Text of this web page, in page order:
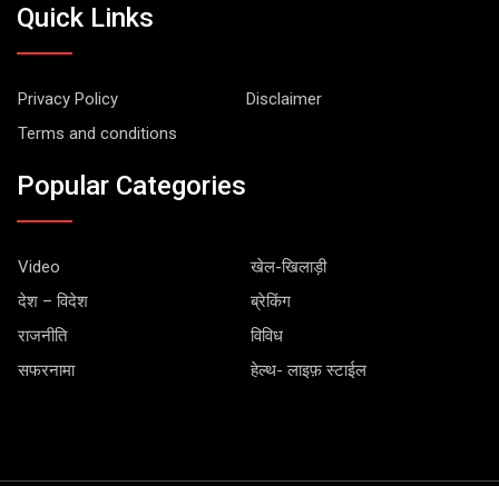
Quick Links
Privacy Policy
Disclaimer
Terms and conditions
Popular Categories
Video
खेल-खिलाड़ी
देश – विदेश
ब्रेकिंग
राजनीति
विविध
सफरनामा
हेल्थ- लाइफ़ स्टाईल